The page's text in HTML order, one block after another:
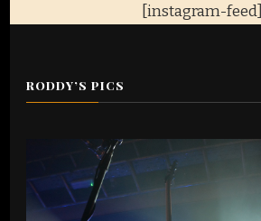
[instagram-feed]
RODDY’S PICS